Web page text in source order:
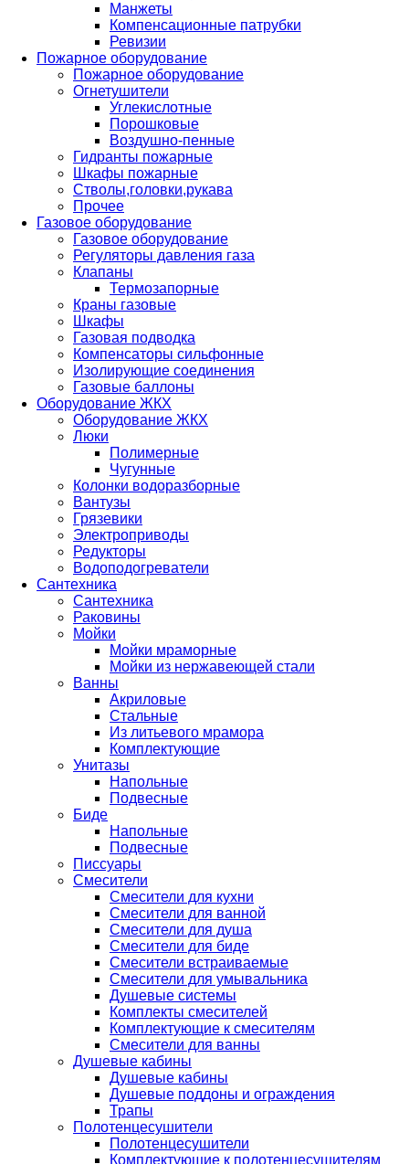
Манжеты
Компенсационные патрубки
Ревизии
Пожарное оборудование
Пожарное оборудование
Огнетушители
Углекислотные
Порошковые
Воздушно-пенные
Гидранты пожарные
Шкафы пожарные
Стволы,головки,рукава
Прочее
Газовое оборудование
Газовое оборудование
Регуляторы давления газа
Клапаны
Термозапорные
Краны газовые
Шкафы
Газовая подводка
Компенсаторы сильфонные
Изолирующие соединения
Газовые баллоны
Оборудование ЖКХ
Оборудование ЖКХ
Люки
Полимерные
Чугунные
Колонки водоразборные
Вантузы
Грязевики
Электроприводы
Редукторы
Водоподогреватели
Сантехника
Сантехника
Раковины
Мойки
Мойки мраморные
Мойки из нержавеющей стали
Ванны
Акриловые
Стальные
Из литьевого мрамора
Комплектующие
Унитазы
Напольные
Подвесные
Биде
Напольные
Подвесные
Писсуары
Смесители
Смесители для кухни
Смесители для ванной
Смесители для душа
Смесители для биде
Смесители встраиваемые
Смесители для умывальника
Душевые системы
Комплекты смесителей
Комплектующие к смесителям
Смесители для ванны
Душевые кабины
Душевые кабины
Душевые поддоны и ограждения
Трапы
Полотенцесушители
Полотенцесушители
Комплектующие к полотенцесушителям